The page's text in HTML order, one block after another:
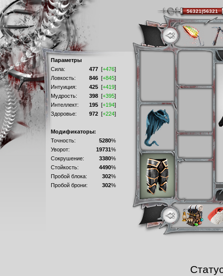
Параметры
Сила:
477 [+476]
Ловкость:
846 [+845]
Интуиция:
425 [+419]
Мудрость:
398 [+395]
Интеллект:
195 [+194]
Здоровье:
972 [+224]
Модификаторы:
Точность:
5280%
Уворот:
19731%
Сокрушение:
3380%
Стойкость:
4490%
Пробой блока:
302%
Пробой брони:
302%
56321|56321